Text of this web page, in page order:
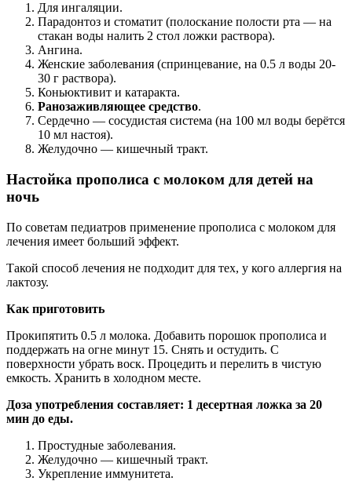
Для ингаляции.
Парадонтоз и стоматит (полоскание полости рта — на
стакан воды налить 2 стол ложки раствора).
Ангина.
Женские заболевания (спринцевание, на 0.5 л воды 20-
30 г раствора).
Коньюктивит и катаракта.
Ранозаживляющее средство.
Сердечно — сосудистая система (на 100 мл воды берётся
10 мл настоя).
Желудочно — кишечный тракт.
Настойка прополиса с молоком для детей на
ночь
По советам педиатров применение прополиса с молоком для
лечения имеет больший эффект.
Такой способ лечения не подходит для тех, у кого аллергия на
лактозу.
Как приготовить
Прокипятить 0.5 л молока. Добавить порошок прополиса и
поддержать на огне минут 15. Снять и остудить. С
поверхности убрать воск. Процедить и перелить в чистую
емкость. Хранить в холодном месте.
Доза употребления составляет: 1 десертная ложка за 20
мин до еды.
Простудные заболевания.
Желудочно — кишечный тракт.
Укрепление иммунитета.